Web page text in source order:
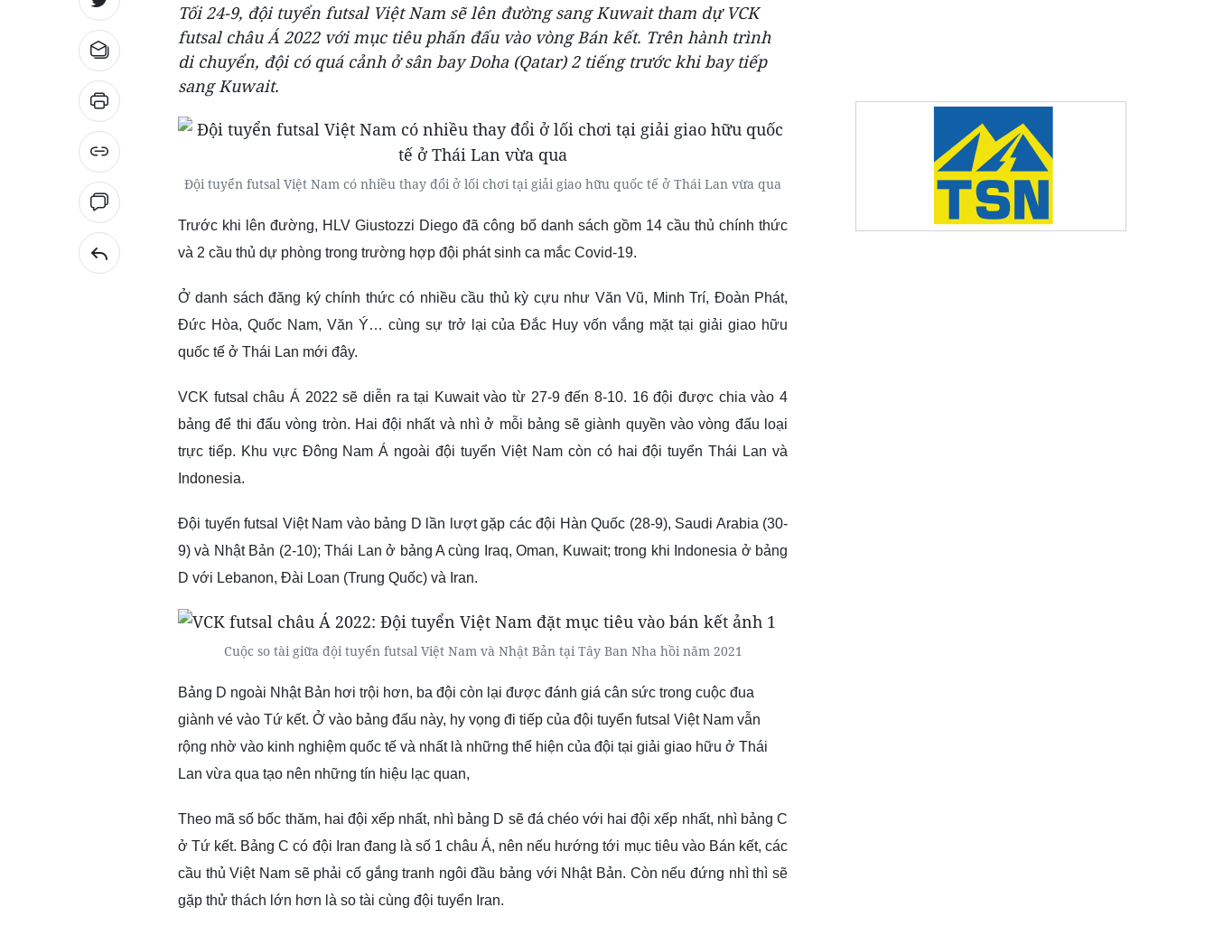
Tối 24-9, đội tuyển futsal Việt Nam sẽ lên đường sang Kuwait tham dự VCK
futsal châu Á 2022 với mục tiêu phấn đấu vào vòng Bán kết. Trên hành trình
di chuyển, đội có quá cảnh ở sân bay Doha (Qatar) 2 tiếng trước khi bay tiếp
sang Kuwait.
Đội tuyển futsal Việt Nam có nhiều thay đổi ở lối chơi tại giải giao hữu quốc tế ở Thái Lan vừa qua
Trước khi lên đường, HLV Giustozzi Diego đã công bố danh sách gồm 14 cầu thủ chính thức
và 2 cầu thủ dự phòng trong trường hợp đội phát sinh ca mắc Covid-19.
Ở danh sách đăng ký chính thức có nhiều cầu thủ kỳ cựu như Văn Vũ, Minh Trí, Đoàn Phát,
Đức Hòa, Quốc Nam, Văn Ý… cùng sự trở lại của Đắc Huy vốn vắng mặt tại giải giao hữu
quốc tế ở Thái Lan mới đây.
VCK futsal châu Á 2022 sẽ diễn ra tại Kuwait vào từ 27-9 đến 8-10. 16 đội được chia vào 4
bảng để thi đấu vòng tròn. Hai đội nhất và nhì ở mỗi bảng sẽ giành quyền vào vòng đấu loại
trực tiếp. Khu vực Đông Nam Á ngoài đội tuyển Việt Nam còn có hai đội tuyển Thái Lan và
Indonesia.
Đội tuyển futsal Việt Nam vào bảng D lần lượt gặp các đội Hàn Quốc (28-9), Saudi Arabia (30-
9) và Nhật Bản (2-10); Thái Lan ở bảng A cùng Iraq, Oman, Kuwait; trong khi Indonesia ở bảng
D với Lebanon, Đài Loan (Trung Quốc) và Iran.
Cuộc so tài giữa đội tuyển futsal Việt Nam và Nhật Bản tại Tây Ban Nha hồi năm 2021
Bảng D ngoài Nhật Bản hơi trội hơn, ba đội còn lại được đánh giá cân sức trong cuộc đua
giành vé vào Tứ kết. Ở vào bảng đấu này, hy vọng đi tiếp của đội tuyển futsal Việt Nam vẫn
rộng nhờ vào kinh nghiệm quốc tế và nhất là những thể hiện của đội tại giải giao hữu ở Thái
Lan vừa qua tạo nên những tín hiệu lạc quan,
Theo mã số bốc thăm, hai đội xếp nhất, nhì bảng D sẽ đá chéo với hai đội xếp nhất, nhì bảng C
ở Tứ kết. Bảng C có đội Iran đang là số 1 châu Á, nên nếu hướng tới mục tiêu vào Bán kết, các
cầu thủ Việt Nam sẽ phải cố gắng tranh ngôi đầu bảng với Nhật Bản. Còn nếu đứng nhì thì sẽ
gặp thử thách lớn hơn là so tài cùng đội tuyển Iran.